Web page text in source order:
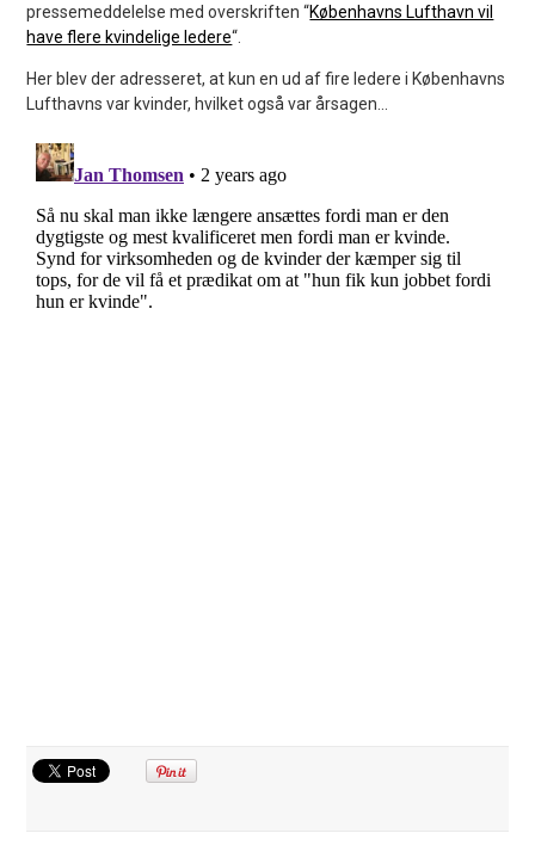
pressemeddelelse med overskriften “Københavns Lufthavn vil
have flere kvindelige ledere“.
Her blev der adresseret, at kun en ud af fire ledere i Københavns
Lufthavns var kvinder, hvilket også var årsagen...